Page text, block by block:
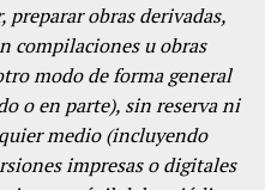
obras derivadas,
compilaciones u obras
modo de forma general
o en parte), sin reserva ni
medio (incluyendo
impresas o digitales